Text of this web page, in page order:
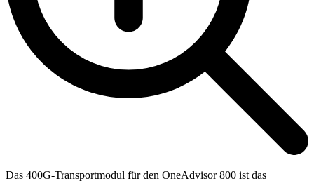
Das 400G-Transportmodul für den OneAdvisor 800 ist das